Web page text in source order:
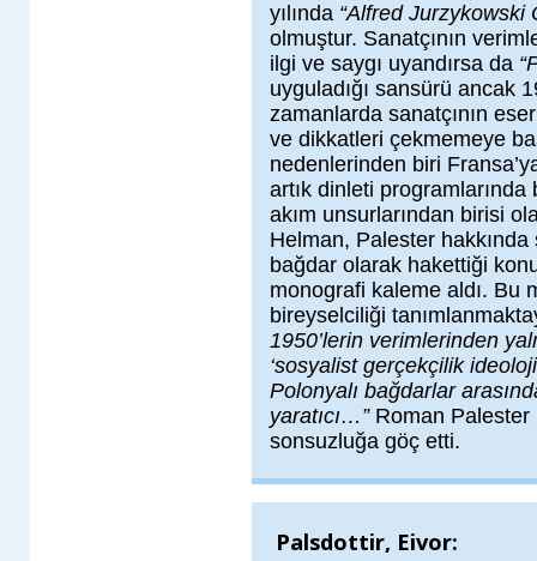
yılında “Alfred Jurzykowski
olmuştur. Sanatçının
ilgi ve saygı uyandırsa da
uyguladığı sansürü ancak
zamanlarda sanatçının
ve dikkatleri çekmemeye
nedenlerinden biri
artık dinleti
akım unsurlarından birisi
Helman, Palester hakkında
bağdar olarak hakettiği
monografi kaleme aldı. Bu
bireyselciliği
1950’lerin verimlerinden
‘sosyalist gerçekçilik
Polonyalı bağdarlar
yaratıcı…” Roman
sonsuzluğa göç etti.
Palsdottir, Eivor: